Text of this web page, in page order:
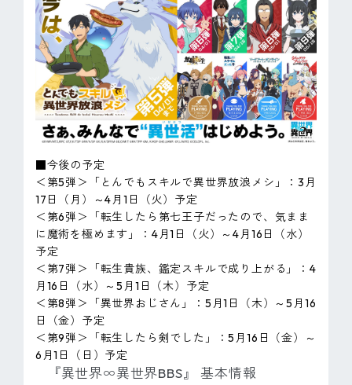
■今後の予定
＜第5弾＞「とんでもスキルで異世界放浪メシ」：3月
17日（月）～4月1日（火）予定
＜第6弾＞「転生したら第七王子だったので、気まま
に魔術を極めます」：4月1日（火）～4月16日（水）
予定
＜第7弾＞「転生貴族、鑑定スキルで成り上がる」：4
月16日（水）～5月1日（木）予定
＜第8弾＞「異世界おじさん」：5月1日（木）～5月16
日（金）予定
＜第9弾＞「転生したら剣でした」：5月16日（金）～
6月1日（日）予定
『異世界∞異世界BBS』 基本情報